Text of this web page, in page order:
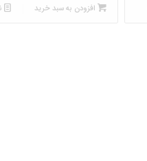
افزودن به سبد خرید